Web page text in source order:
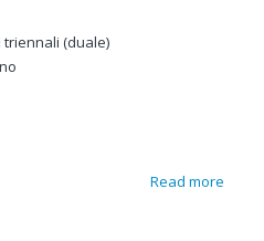
triennali (duale)
Read more